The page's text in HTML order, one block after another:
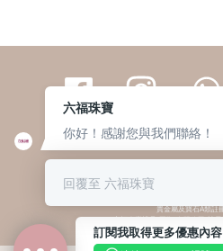
繁體 | 簡体
© 六福集團 版權所有 不得轉
貴金屬及寶石A類註
(六福企業禮品(國際)有限公司-註冊
六福電子商貿有限公司-註冊號
貴金屬及寶石B類註
訂閱我取得更多優惠內容
六福珠寶
你好！感謝您與我們聯絡！
回覆至 六福珠寶